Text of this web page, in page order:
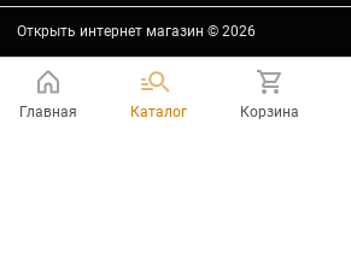
Открыть интернет магазин © 2026
Главная Каталог Корзина